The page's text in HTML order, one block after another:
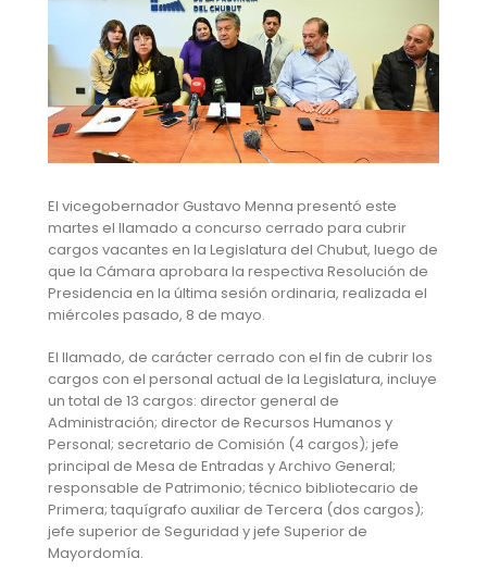
El vicegobernador Gustavo Menna presentó este
martes el llamado a concurso cerrado para cubrir
cargos vacantes en la Legislatura del Chubut, luego de
que la Cámara aprobara la respectiva Resolución de
Presidencia en la última sesión ordinaria, realizada el
miércoles pasado, 8 de mayo.
El llamado, de carácter cerrado con el fin de cubrir los
cargos con el personal actual de la Legislatura, incluye
un total de 13 cargos: director general de
Administración; director de Recursos Humanos y
Personal; secretario de Comisión (4 cargos); jefe
principal de Mesa de Entradas y Archivo General;
responsable de Patrimonio; técnico bibliotecario de
Primera; taquígrafo auxiliar de Tercera (dos cargos);
jefe superior de Seguridad y jefe Superior de
Mayordomía.